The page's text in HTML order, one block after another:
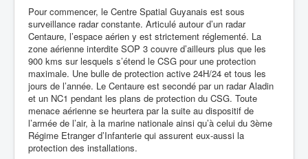
Pour commencer, le Centre Spatial Guyanais est sous
surveillance radar constante. Articulé autour d’un radar
Centaure, l’espace aérien y est strictement réglementé. La
zone aérienne interdite SOP 3 couvre d’ailleurs plus que les
900 kms sur lesquels s’étend le CSG pour une protection
maximale. Une bulle de protection active 24H/24 et tous les
jours de l’année. Le Centaure est secondé par un radar Aladin
et un NC1 pendant les plans de protection du CSG. Toute
menace aérienne se heurtera par la suite au dispositif de
l’armée de l’air, à la marine nationale ainsi qu’à celui du 3ème
Régime Etranger d’Infanterie qui assurent eux-aussi la
protection des installations.